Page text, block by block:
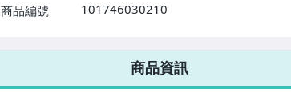
商品編號
101746030210
7-ELEVEN 運費只要38元
不限金額、筆數，筆筆優惠無限次！
商品資訊